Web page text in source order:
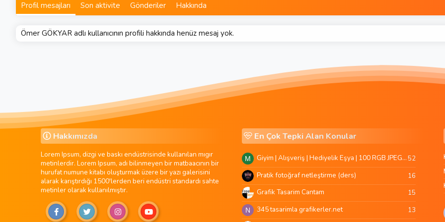
Profil mesajları Son aktivite Gönderiler Hakkında
Ömer GÖKYAR adlı kullanıcının profili hakkında henüz mesaj yok.
Hakkımızda
Lorem Ipsum, dizgi ve baskı endüstrisinde kullanılan mıgır
metinlerdir. Lorem Ipsum, adı bilinmeyen bir matbaacının bir
hurufat numune kitabı oluşturmak üzere bir yazı galerisini
alarak karıştırdığı 1500'lerden beri endüstri standardı sahte
metinler olarak kullanılmıştır.
En Çok Tepki Alan Konular
M Giyim | Alışveriş | Hediyelik Eşya | 100 RGB JPEG Images | 5920x4420 Pixels | 501 MB52
Pratik fotoğraf netleştirme (ders) 16
Grafik Tasarim Cantam 15
N 345 tasarimla grafikerler.net 13